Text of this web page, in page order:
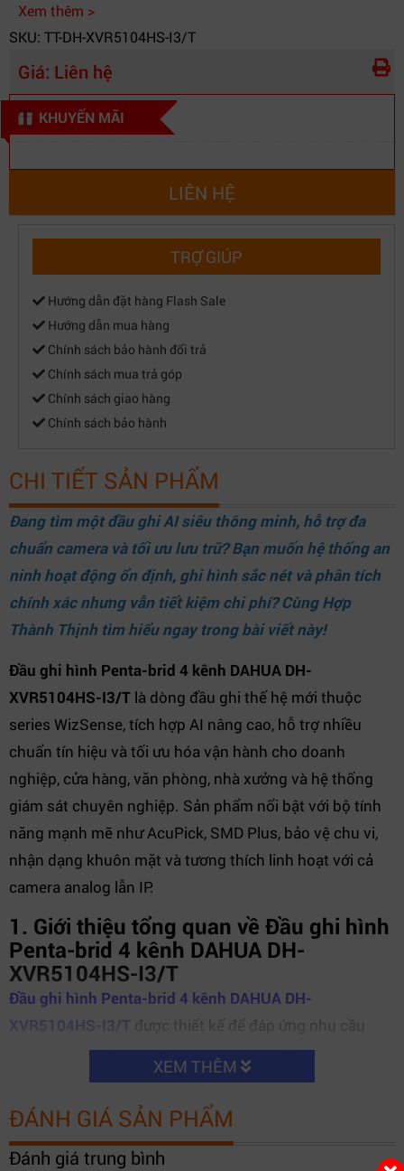
Xem thêm >
SKU: TT-DH-XVR5104HS-I3/T
Giá: Liên hệ
KHUYẾN MÃI
LIÊN HỆ
TRỢ GIÚP
Hướng dẫn đặt hàng Flash Sale
Hướng dẫn mua hàng
Chính sách bảo hành đổi trả
Chính sách mua trả góp
Chính sách giao hàng
Chính sách bảo hành
CHI TIẾT SẢN PHẨM
Đang tìm một đầu ghi AI siêu thông minh, hỗ trợ đa
chuẩn camera và tối ưu lưu trữ? Bạn muốn hệ thống an
ninh hoạt động ổn định, ghi hình sắc nét và phân tích
chính xác nhưng vẫn tiết kiệm chi phí? CùngHợp
Thành Thịnh tìm hiểu ngay trong bài viết này!
Đầu ghi hình Penta-brid 4 kênh DAHUA DH-
XVR5104HS-I3/T là dòng đầu ghi thế hệ mới thuộc
series WizSense, tích hợp AI nâng cao, hỗ trợ nhiều
chuẩn tín hiệu và tối ưu hóa vận hành cho doanh
nghiệp, cửa hàng, văn phòng, nhà xưởng và hệ thống
giám sát chuyên nghiệp. Sản phẩm nổi bật với bộ tính
năng mạnh mẽ như AcuPick, SMD Plus, bảo vệ chu vi,
nhận dạng khuôn mặt và tương thích linh hoạt với cả
camera analog lẫn IP.
1. Giới thiệu tổng quan về Đầu ghi hình
Penta-brid 4 kênh DAHUA DH-
XVR5104HS-I3/T
Đầu ghi hình Penta-brid 4 kênh DAHUA DH-
XVR5104HS-I3/T được thiết kế để đáp ứng nhu cầu
giám sát chuyên nghiệp với khả năng hỗ trợ HDCVI,
AHD, TVI, CVBS và IP trong cùng một thiết bị. Đây là lựa
chọn lý tưởng cho hệ thống đang sử dụng camera
analog muốn nâng cấp lên AI mà không cần thay toàn
bộ thiết bị.
XEM THÊM
ĐÁNH GIÁ SẢN PHẨM
Đánh giá trung bình